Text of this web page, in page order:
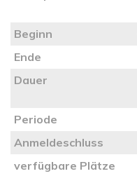
Beginn
Ende
Dauer
Periode
Anmeldeschluss
verfügbare Plätze